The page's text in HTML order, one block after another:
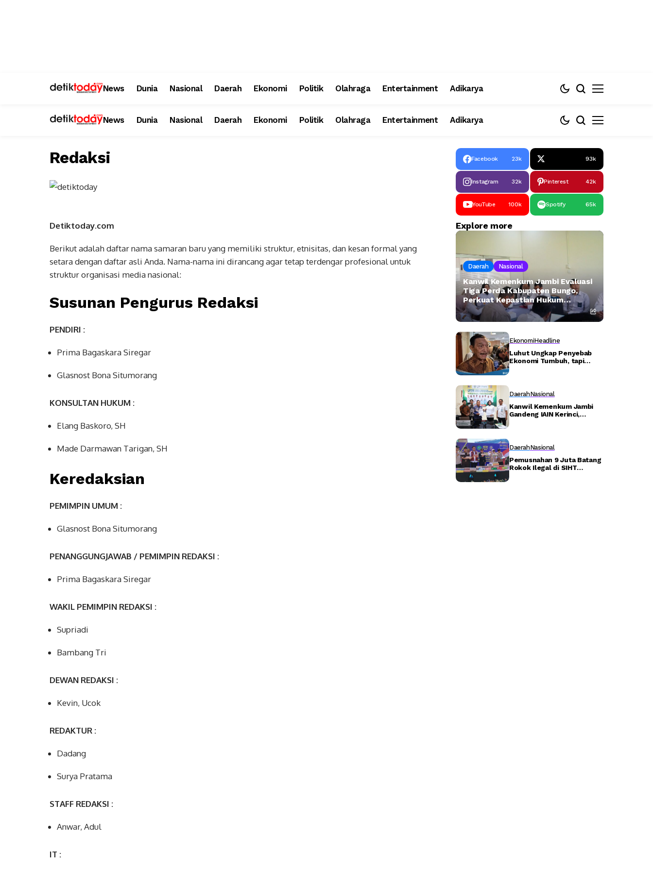
News Dunia Nasional Daerah Ekonomi Politik Olahraga Entertainment Adikarya
News Dunia Nasional Daerah Ekonomi Politik Olahraga Entertainment Adikarya
Redaksi
Detiktoday.com
Berikut adalah daftar nama samaran baru yang memiliki struktur, etnisitas, dan kesan formal yang
setara dengan daftar asli Anda. Nama-nama ini dirancang agar tetap terdengar profesional untuk
struktur organisasi media nasional:
Susunan Pengurus Redaksi
PENDIRI :
Prima Bagaskara Siregar
Glasnost Bona Situmorang
KONSULTAN HUKUM :
Elang Baskoro, SH
Made Darmawan Tarigan, SH
Keredaksian
PEMIMPIN UMUM :
Glasnost Bona Situmorang
PENANGGUNGJAWAB / PEMIMPIN REDAKSI :
Prima Bagaskara Siregar
WAKIL PEMIMPIN REDAKSI :
Supriadi
Bambang Tri
DEWAN REDAKSI :
Kevin, Ucok
REDAKTUR :
Dadang
Surya Pratama
STAFF REDAKSI :
Anwar, Adul
IT :
Facebook 23k 93k
Instagram 32k Pinterest 42k
YouTube 100k Spotify 65k
Explore more
Daerah Nasional
Kanwil Kemenkum Jambi Evaluasi
Tiga Perda Kabupaten Bungo,
Perkuat Kepastian Hukum
Masyarakat Adat –
Detiktoday.com
EkonomiHeadline
Luhut Ungkap Penyebab
Ekonomi Tumbuh, tapi
DaerahNasional
Kanwil Kemenkum Jambi
Gandeng IAIN Kerinci,
Detiktoday.com
DaerahNasional
Pemusnahan 9 Juta Batang
Rokok Ilegal di SIHT